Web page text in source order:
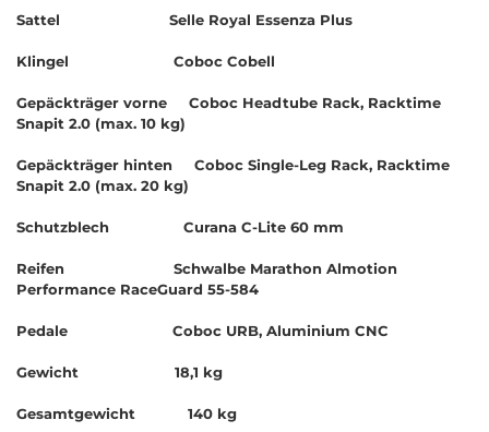
Sattel Selle Royal Essenza Plus
Klingel Coboc Cobell
Gepäckträger vorne Coboc Headtube Rack, Racktime
Snapit 2.0 (max. 10 kg)
Gepäckträger hinten Coboc Single-Leg Rack, Racktime
Snapit 2.0 (max. 20 kg)
Schutzblech Curana C-Lite 60 mm
Reifen Schwalbe Marathon Almotion
Performance RaceGuard 55-584
Pedale Coboc URB, Aluminium CNC
Gewicht 18,1 kg
Gesamtgewicht 140 kg